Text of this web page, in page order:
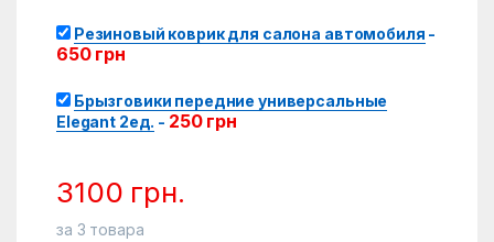
Резиновый коврик для салона автомобиля -
650 грн
Брызговики передние универсальные
Elegant 2ед. - 250 грн
3100 грн.
за 3 товара